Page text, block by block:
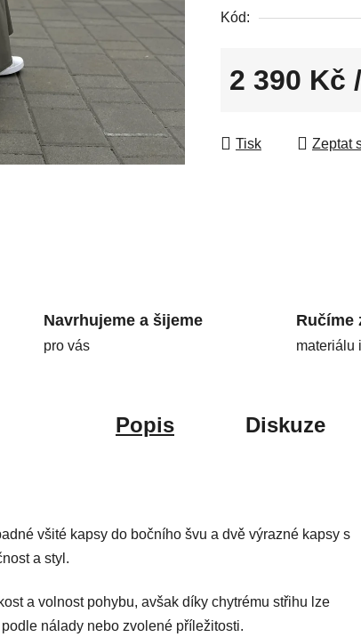
Kód:
2 390 Kč
Tisk Zeptat
Navrhujeme a šijeme
pro vás
Ručíme
materiálu
Popis Diskuze
všité kapsy do bočního švu a dvě výrazné kapsy s
a styl.
a volnost pohybu, avšak díky chytrému střihu lze
nálady nebo zvolené příležitosti.